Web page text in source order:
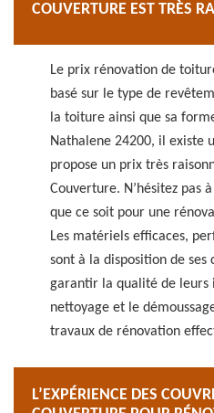
COUVERTURE EST TRÈS
Le prix rénovation de
basé sur le type de
la toiture ainsi que sa
Nathalene 24200, il existe
propose un prix très
Couverture. N’hésitez pas
que ce soit pour une
Les matériels efficaces,
sont à la disposition de
garantir la qualité de leurs
nettoyage et le
travaux de rénovation
L’EXPÉRIENCE DES